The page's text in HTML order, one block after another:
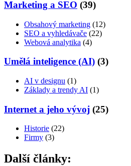
Marketing a SEO (39)
Obsahový marketing (12)
SEO a vyhledávače (22)
Webová analytika (4)
Umělá inteligence (AI) (3)
AI v designu (1)
Základy a trendy AI (1)
Internet a jeho vývoj (25)
Historie (22)
Firmy (3)
Další články: